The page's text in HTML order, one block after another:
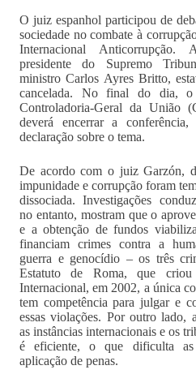
O juiz espanhol participou de
sociedade no combate à
Internacional Anticorrupção.
presidente do Supremo
ministro Carlos Ayres Britto,
cancelada. No final do dia, o
Controladoria-Geral da União
deverá encerrar a
declaração sobre o tema.
De acordo com o juiz Garzón,
impunidade e corrupção foram
dissociada. Investigações
no entanto, mostram que o
e a obtenção de fundos
financiam crimes contra a
guerra e genocídio – os três
Estatuto de Roma, que
Internacional, em 2002, a única
tem competência para julgar e
essas violações. Por outro lado,
as instâncias internacionais e os
é eficiente, o que dificulta as
aplicação de penas.